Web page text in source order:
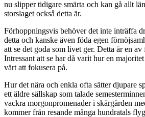
nu slipper tidigare smärta och kan gå allt
storslaget också detta är.
Förhoppningsvis behöver det inte inträffa
detta och kanske även föda egen
att se det goda som livet ger. Detta är en
Intressant att se har då varit hur en
värt att fokusera på.
Hur det nära och enkla ofta sätter djupare
ett äldre sällskap som talade
vackra morgonpromenader i skärgården
kommer från resande många hundratals